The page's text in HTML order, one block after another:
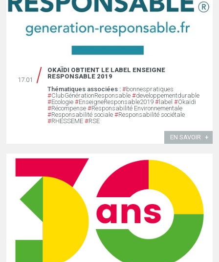
17.01
OKAÏDI OBTIENT LE LABEL ENSEIGNE
RESPONSABLE 2019
Thématiques associées : #bonnespratiques
#ClubGénérationResponsable #developpementdurable
#Ecologie #EnseigneResponsable2019 # label #Okaïdi
#Récompense #Responsabilité Environnementale
#Responsabilité sociale #Responsabilité sociétale
#RHESSEME #RSE
EN SAVOIR